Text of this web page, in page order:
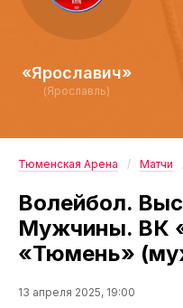
«Ярославич»
(Ярославль)
Тюменская Арена Матчи
Волейбол.
Мужчины. ВК
«Тюмень»
13 апреля 2025, 19:00